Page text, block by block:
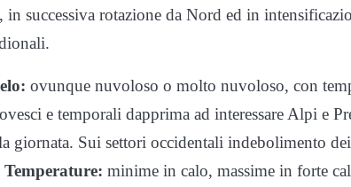
successiva rotazione da Nord ed in
ovunque nuvoloso o molto nuvoloso, con
e temporali dapprima ad interessare Alpi e
giornata. Sui settori occidentali indebolimento
Temperature: minime in calo, massime in forte